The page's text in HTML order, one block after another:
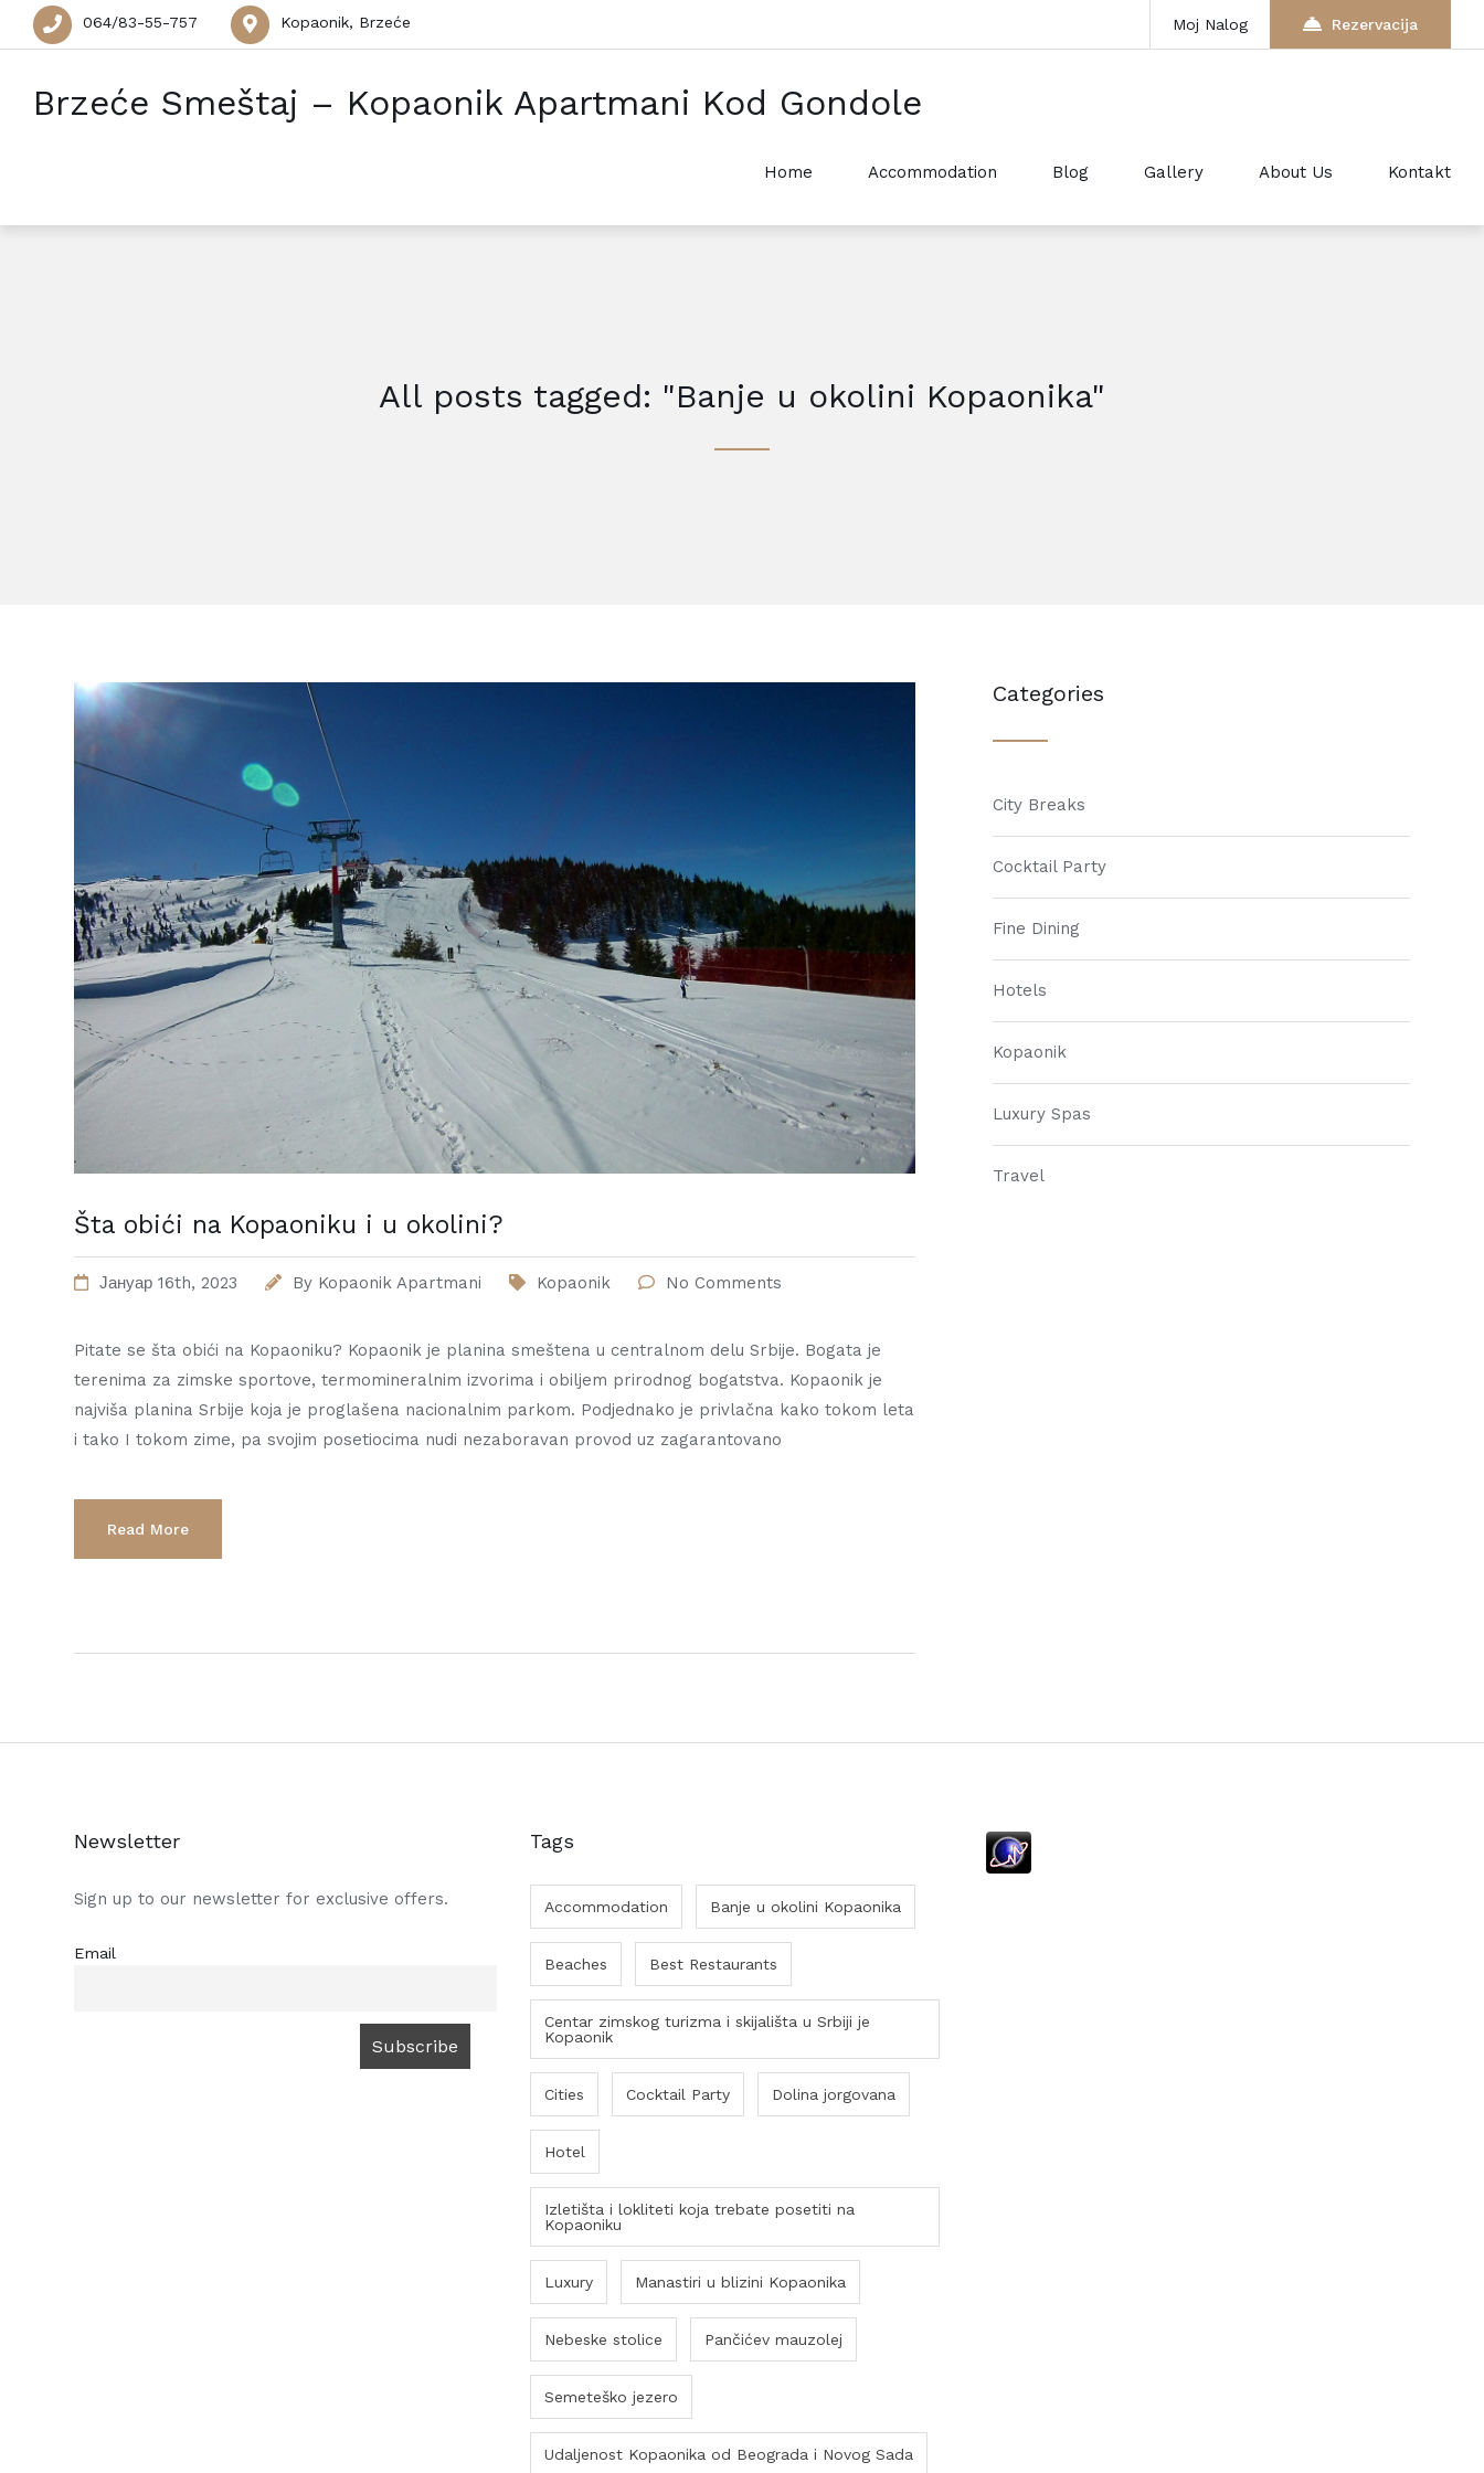
064/83-55-757 Kopaonik, Brzeće Moj Nalog Rezervacija
Brzeće Smeštaj – Kopaonik Apartmani Kod Gondole
Home Accommodation Blog Gallery About Us Kontakt
All posts tagged: "Banje u okolini Kopaonika"
Šta obići na Kopaoniku i u okolini?
Јануар 16th, 2023 By Kopaonik Apartmani Kopaonik No Comments
Pitate se šta obići na Kopaoniku? Kopaonik je planina smeštena u centralnom delu Srbije. Bogata je
terenima za zimske sportove, termomineralnim izvorima i obiljem prirodnog bogatstva. Kopaonik je
najviša planina Srbije koja je proglašena nacionalnim parkom. Podjednako je privlačna kako tokom leta
i tako I tokom zime, pa svojim posetiocima nudi nezaboravan provod uz zagarantovano
Read More
Categories
City Breaks
Cocktail Party
Fine Dining
Hotels
Kopaonik
Luxury Spas
Travel
Newsletter
Sign up to our newsletter for exclusive offers.
Email
Tags
Accommodation Banje u okolini Kopaonika
Beaches Best Restaurants
Centar zimskog turizma i skijališta u Srbiji je
Kopaonik
Cities Cocktail Party Dolina jorgovana
Hotel
Izletišta i lokliteti koja trebate posetiti na
Kopaoniku
Luxury Manastiri u blizini Kopaonika
Nebeske stolice Pančićev mauzolej
Semeteško jezero
Udaljenost Kopaonika od Beograda i Novog Sada